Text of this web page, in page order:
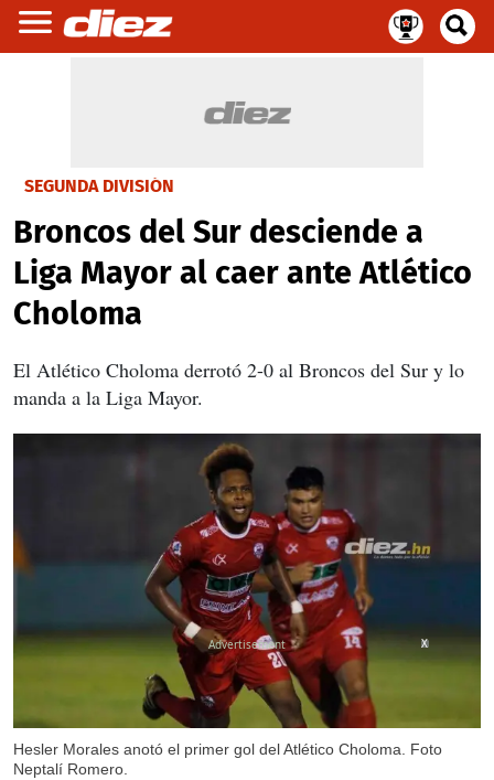
SEGUNDA DIVISIÓN
Broncos del Sur desciende a
Liga Mayor al caer ante Atlético
Choloma
El Atlético Choloma derrotó 2-0 al Broncos del Sur y lo
manda a la Liga Mayor.
Hesler Morales anotó el primer gol del Atlético Choloma. Foto
Neptalí Romero.
X